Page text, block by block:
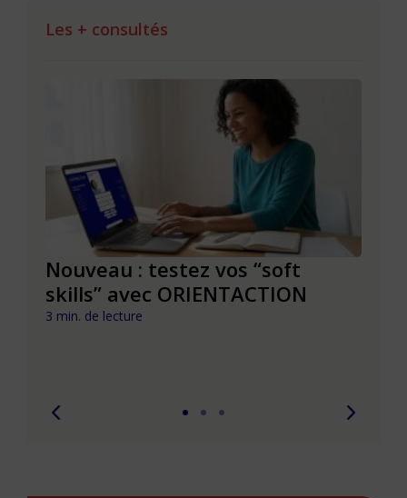
Les + consultés
Nouveau : testez vos “soft
skills” avec ORIENTACTION
3 min. de lecture